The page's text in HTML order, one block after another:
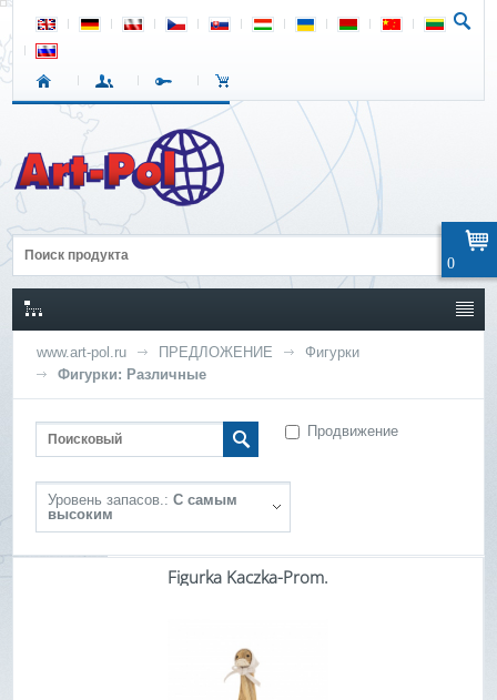
www.art-pol.ru ПРЕДЛОЖЕНИЕ
Фигурки
Фигурки: Различные
Продвижение
Уровень запасов.: С самым
высоким
Figurka Kaczka-Prom.
0